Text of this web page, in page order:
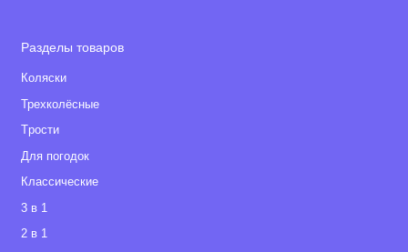
Разделы товаров
Коляски
Трехколёсные
Tрости
Для погодок
Классические
3 в 1
2 в 1